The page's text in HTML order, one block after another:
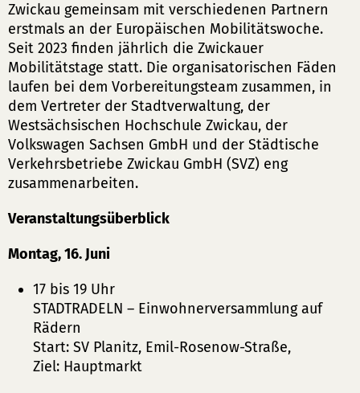
Zwickau gemeinsam mit verschiedenen Partnern
erstmals an der Europäischen Mobilitätswoche.
Seit 2023 finden jährlich die Zwickauer
Mobilitätstage statt. Die organisatorischen Fäden
laufen bei dem Vorbereitungsteam zusammen, in
dem Vertreter der Stadtverwaltung, der
Westsächsischen Hochschule Zwickau, der
Volkswagen Sachsen GmbH und der Städtische
Verkehrsbetriebe Zwickau GmbH (SVZ) eng
zusammenarbeiten.
Veranstaltungsüberblick
Montag, 16. Juni
17 bis 19 Uhr
STADTRADELN – Einwohnerversammlung auf
Rädern
Start: SV Planitz, Emil-Rosenow-Straße,
Ziel: Hauptmarkt